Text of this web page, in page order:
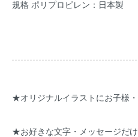
規格 ポリプロピレン：日本製
★オリジナルイラストにお子様
★お好きな文字・メッセージだけ